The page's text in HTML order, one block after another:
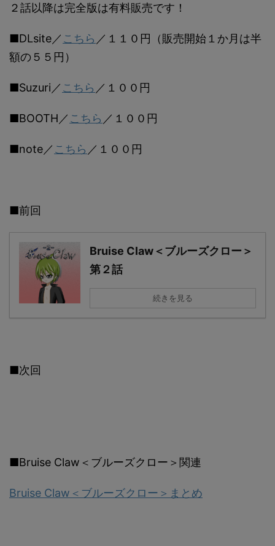
２話以降は完全版は有料販売です！
■DLsite／ こちら ／１１０円（販売開始１か月は半
額の５５円）
■Suzuri／ こちら ／１００円
■BOOTH／ こちら ／１００円
■note／ こちら ／１００円
■前回
Bruise Claw＜ブルーズクロー＞
第２話
続きを見る
■次回
■Bruise Claw＜ブルーズクロー＞関連
Bruise Claw＜ブルーズクロー＞まとめ